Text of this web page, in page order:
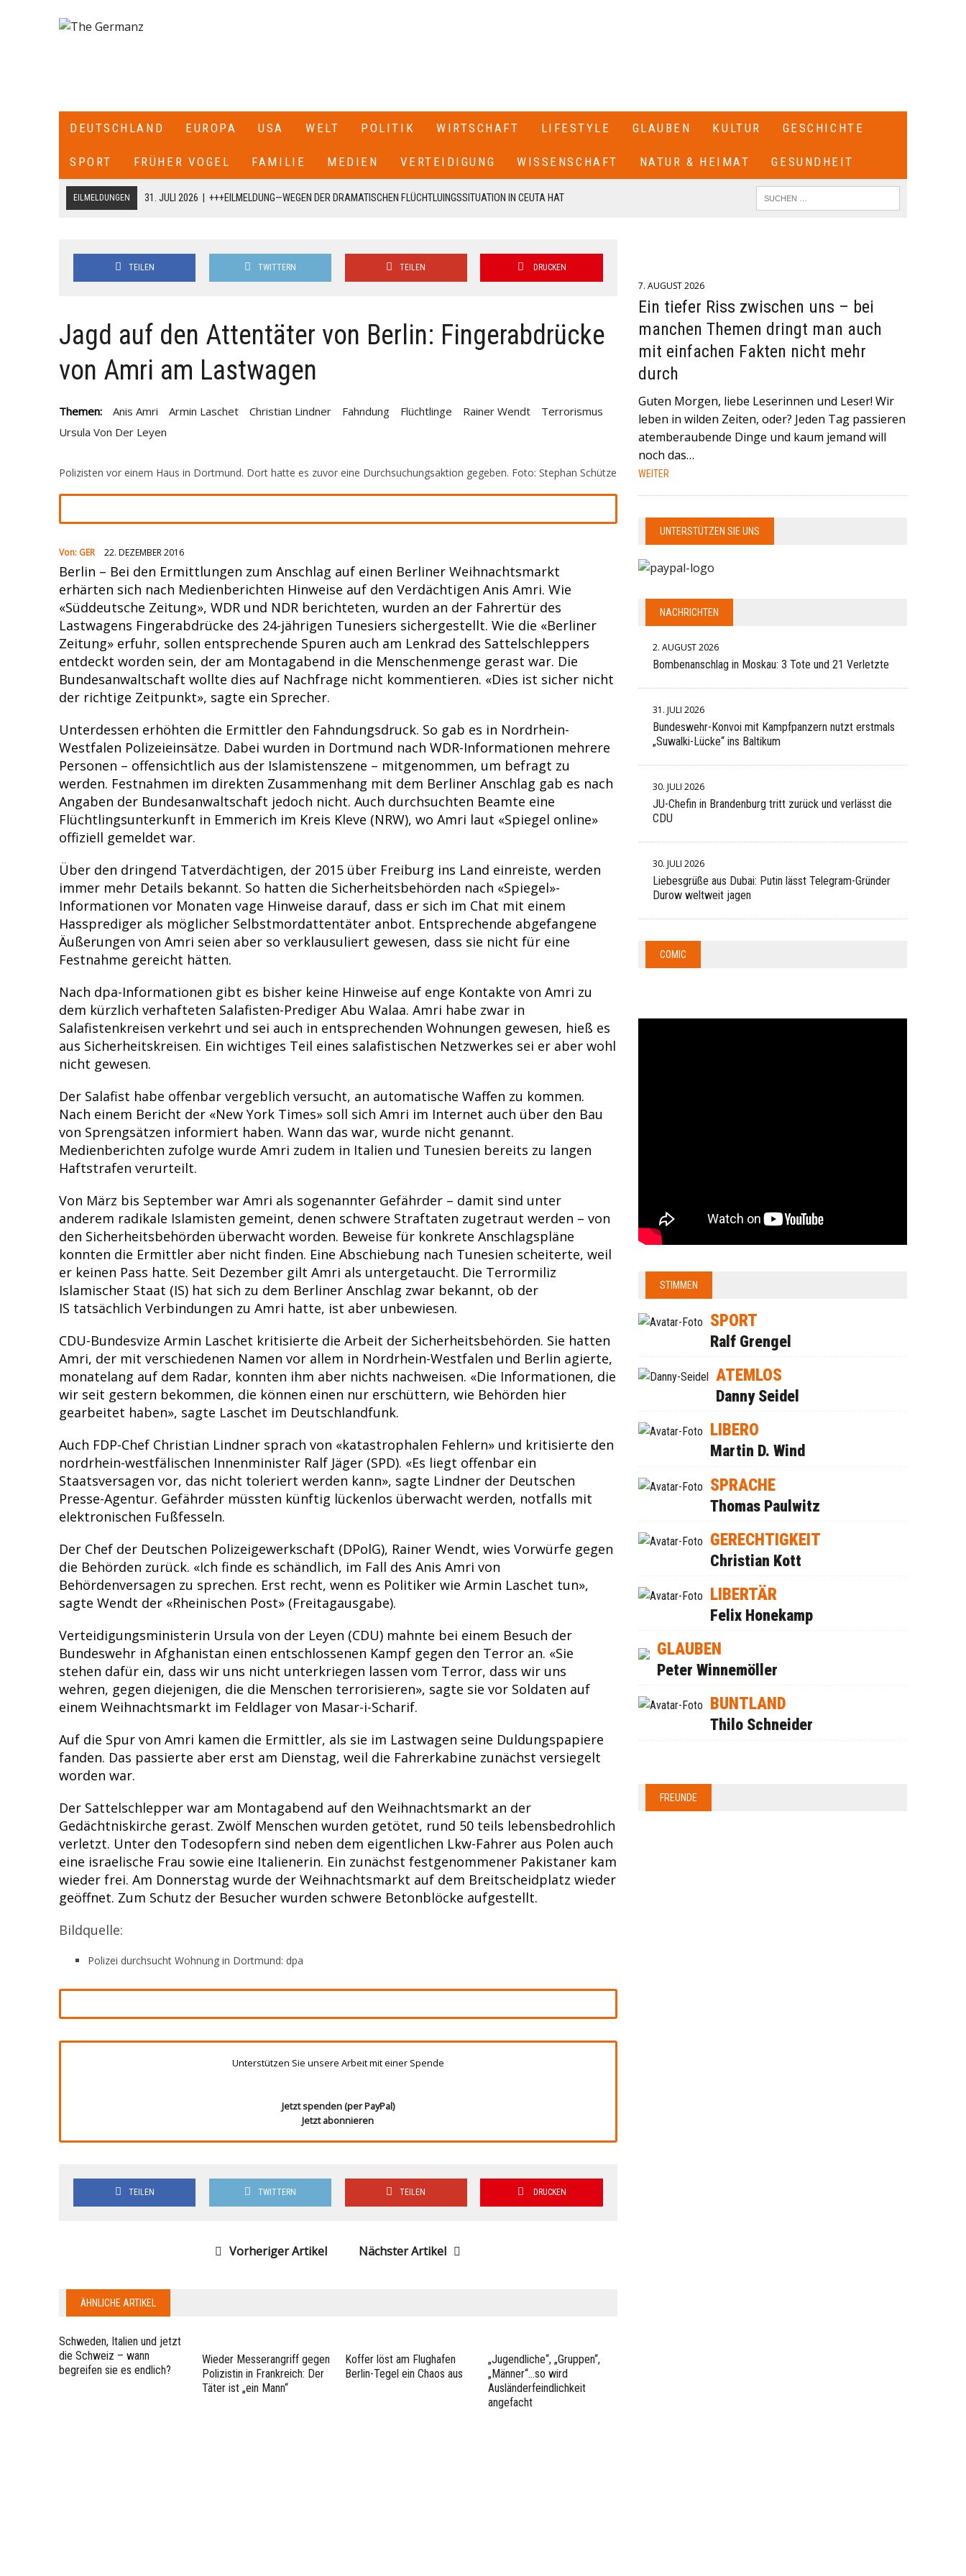
DEUTSCHLAND EUROPA USA WELT POLITIK WIRTSCHAFT LIFESTYLE GLAUBEN KULTUR GESCHICHTE
SPORT FRÜHER VOGEL FAMILIE MEDIEN VERTEIDIGUNG WISSENSCHAFT NATUR & HEIMAT GESUNDHEIT
EILMELDUNGEN 31. JULI 2026
+++EILMELDUNG—WEGEN DER DRAMATISCHEN FLÜCHTLUINGSSITUATION IN CEUTA HAT
FRAKTION SCHREIBT ER: „ICH HABE DIE PARTEIVORSITZENDEN VON CDU UND CSU, FRIEDRICH MERZ UND MARKUS SÖDER,
6. JULI 2026 | +++NORWEGEN (GEGEN BRASILIEN) UND ENGLAND (GEGEN MEXIKO) HABEN IN DER VERGANGENEN NACHT
FULMINANTE WM-SIEGE EINGEFAHREN UND TREFFEN AM SAMSTAG IN MIAMI ZUM VIERTELFINALE AUFEINANDER+++
+++DER ROCKMUSIKER UDO LINDENBERG IST HEUTE IN EIN HAMBURGER KRANKENHAUS EINGELIEFERT
WORDEN+++KONZERTE SIND ABGESAGT+++
16. MAI 2026 | +++IN DER NORDITALIENISCHEN STADT MODENA IST EIN MANN MIT EINEM AUTO IN EINE MENSCHENMENGE
TEILEN TWITTERN TEILEN DRUCKEN
Jagd auf den Attentäter von Berlin: Fingerabdrücke
von Amri am Lastwagen
Themen: Anis Amri Armin Laschet Christian Lindner Fahndung Flüchtlinge Rainer Wendt
Terrorismus
Ursula Von Der Leyen
Polizisten vor einem Haus in Dortmund. Dort hatte es zuvor eine Durchsuchungsaktion gegeben. Foto: Stephan Schütze
Von: GER 22. DEZEMBER 2016
Berlin – Bei den Ermittlungen zum Anschlag auf einen Berliner Weihnachtsmarkt
erhärten sich nach Medienberichten Hinweise auf den Verdächtigen Anis Amri. Wie
«Süddeutsche Zeitung», WDR und NDR berichteten, wurden an der Fahrertür des
Lastwagens Fingerabdrücke des 24-jährigen Tunesiers sichergestellt. Wie die «Berliner
Zeitung» erfuhr, sollen entsprechende Spuren auch am Lenkrad des Sattelschleppers
entdeckt worden sein, der am Montagabend in die Menschenmenge gerast war. Die
Bundesanwaltschaft wollte dies auf Nachfrage nicht kommentieren. «Dies ist sicher nicht
der richtige Zeitpunkt», sagte ein Sprecher.
Unterdessen erhöhten die Ermittler den Fahndungsdruck. So gab es in Nordrhein-
Westfalen Polizeieinsätze. Dabei wurden in Dortmund nach WDR-Informationen mehrere
Personen – offensichtlich aus der Islamistenszene – mitgenommen, um befragt zu
werden. Festnahmen im direkten Zusammenhang mit dem Berliner Anschlag gab es nach
Angaben der Bundesanwaltschaft jedoch nicht. Auch durchsuchten Beamte eine
Flüchtlingsunterkunft in Emmerich im Kreis Kleve (NRW), wo Amri laut «Spiegel online»
offiziell gemeldet war.
Über den dringend Tatverdächtigen, der 2015 über Freiburg ins Land einreiste, werden
immer mehr Details bekannt. So hatten die Sicherheitsbehörden nach «Spiegel»-
Informationen vor Monaten vage Hinweise darauf, dass er sich im Chat mit einem
Hassprediger als möglicher Selbstmordattentäter anbot. Entsprechende abgefangene
Äußerungen von Amri seien aber so verklausuliert gewesen, dass sie nicht für eine
Festnahme gereicht hätten.
Nach dpa-Informationen gibt es bisher keine Hinweise auf enge Kontakte von Amri zu
dem kürzlich verhafteten Salafisten-Prediger Abu Walaa. Amri habe zwar in
Salafistenkreisen verkehrt und sei auch in entsprechenden Wohnungen gewesen, hieß es
aus Sicherheitskreisen. Ein wichtiges Teil eines salafistischen Netzwerkes sei er aber wohl
nicht gewesen.
Der Salafist habe offenbar vergeblich versucht, an automatische Waffen zu kommen.
Nach einem Bericht der «New York Times» soll sich Amri im Internet auch über den Bau
von Sprengsätzen informiert haben. Wann das war, wurde nicht genannt.
Medienberichten zufolge wurde Amri zudem in Italien und Tunesien bereits zu langen
Haftstrafen verurteilt.
Von März bis September war Amri als sogenannter Gefährder – damit sind unter
anderem radikale Islamisten gemeint, denen schwere Straftaten zugetraut werden – von
den Sicherheitsbehörden überwacht worden. Beweise für konkrete Anschlagspläne
konnten die Ermittler aber nicht finden. Eine Abschiebung nach Tunesien scheiterte, weil
er keinen Pass hatte. Seit Dezember gilt Amri als untergetaucht. Die Terrormiliz
Islamischer Staat (IS) hat sich zu dem Berliner Anschlag zwar bekannt, ob der
IS tatsächlich Verbindungen zu Amri hatte, ist aber unbewiesen.
CDU-Bundesvize Armin Laschet kritisierte die Arbeit der Sicherheitsbehörden. Sie hatten
Amri, der mit verschiedenen Namen vor allem in Nordrhein-Westfalen und Berlin agierte,
monatelang auf dem Radar, konnten ihm aber nichts nachweisen. «Die Informationen, die
wir seit gestern bekommen, die können einen nur erschüttern, wie Behörden hier
gearbeitet haben», sagte Laschet im Deutschlandfunk.
Auch FDP-Chef Christian Lindner sprach von «katastrophalen Fehlern» und kritisierte den
nordrhein-westfälischen Innenminister Ralf Jäger (SPD). «Es liegt offenbar ein
Staatsversagen vor, das nicht toleriert werden kann», sagte Lindner der Deutschen
Presse-Agentur. Gefährder müssten künftig lückenlos überwacht werden, notfalls mit
elektronischen Fußfesseln.
Der Chef der Deutschen Polizeigewerkschaft (DPolG), Rainer Wendt, wies Vorwürfe gegen
die Behörden zurück. «Ich finde es schändlich, im Fall des Anis Amri von
Behördenversagen zu sprechen. Erst recht, wenn es Politiker wie Armin Laschet tun»,
sagte Wendt der «Rheinischen Post» (Freitagausgabe).
Verteidigungsministerin Ursula von der Leyen (CDU) mahnte bei einem Besuch der
Bundeswehr in Afghanistan einen entschlossenen Kampf gegen den Terror an. «Sie
stehen dafür ein, dass wir uns nicht unterkriegen lassen vom Terror, dass wir uns
wehren, gegen diejenigen, die die Menschen terrorisieren», sagte sie vor Soldaten auf
einem Weihnachtsmarkt im Feldlager von Masar-i-Scharif.
Auf die Spur von Amri kamen die Ermittler, als sie im Lastwagen seine Duldungspapiere
fanden. Das passierte aber erst am Dienstag, weil die Fahrerkabine zunächst versiegelt
worden war.
Der Sattelschlepper war am Montagabend auf den Weihnachtsmarkt an der
Gedächtniskirche gerast. Zwölf Menschen wurden getötet, rund 50 teils lebensbedrohlich
verletzt. Unter den Todesopfern sind neben dem eigentlichen Lkw-Fahrer aus Polen auch
eine israelische Frau sowie eine Italienerin. Ein zunächst festgenommener Pakistaner kam
wieder frei. Am Donnerstag wurde der Weihnachtsmarkt auf dem Breitscheidplatz wieder
geöffnet. Zum Schutz der Besucher wurden schwere Betonblöcke aufgestellt.
Bildquelle:
Polizei durchsucht Wohnung in Dortmund: dpa
Unterstützen Sie unsere Arbeit mit einer Spende
Jetzt spenden (per PayPal)
Jetzt abonnieren
TEILEN TWITTERN TEILEN DRUCKEN
Vorheriger Artikel Nächster Artikel
ÄHNLICHE ARTIKEL
Schweden, Italien und jetzt
die Schweiz – wann
begreifen sie es endlich?
Wieder Messerangriff gegen
Polizistin in Frankreich: Der
Täter ist „ein Mann“
Koffer löst am Flughafen
Berlin-Tegel ein Chaos aus
„Jugendliche“, „Gruppen“,
„Männer“…so wird
Ausländerfeindlichkeit
angefacht
7. AUGUST 2026
Ein tiefer Riss zwischen uns – bei
manchen Themen dringt man auch
mit einfachen Fakten nicht mehr
durch
Guten Morgen, liebe Leserinnen und Leser! Wir
leben in wilden Zeiten, oder? Jeden Tag passieren
atemberaubende Dinge und kaum jemand will
noch das…
WEITER
UNTERSTÜTZEN SIE UNS
NACHRICHTEN
2. AUGUST 2026
Bombenanschlag in Moskau: 3 Tote und 21 Verletzte
31. JULI 2026
Bundeswehr-Konvoi mit Kampfpanzern nutzt erstmals
„Suwalki-Lücke“ ins Baltikum
30. JULI 2026
JU-Chefin in Brandenburg tritt zurück und verlässt die
CDU
30. JULI 2026
Liebesgrüße aus Dubai: Putin lässt Telegram-Gründer
Durow weltweit jagen
COMIC
STIMMEN
SPORT
Ralf Grengel
ATEMLOS
Danny Seidel
LIBERO
Martin D. Wind
SPRACHE
Thomas Paulwitz
GERECHTIGKEIT
Christian Kott
LIBERTÄR
Felix Honekamp
GLAUBEN
Peter Winnemöller
BUNTLAND
Thilo Schneider
FREUNDE